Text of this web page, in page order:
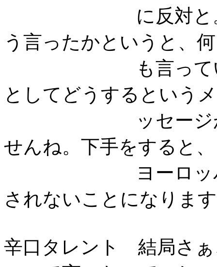
に反対と。それ
う言ったかというと、何
も言っていない
としてどうするというメ
ッセージが一切
せんね。下手をすると、
ヨーロッパから
されないことになりま
辛口タレント 結局さぁ